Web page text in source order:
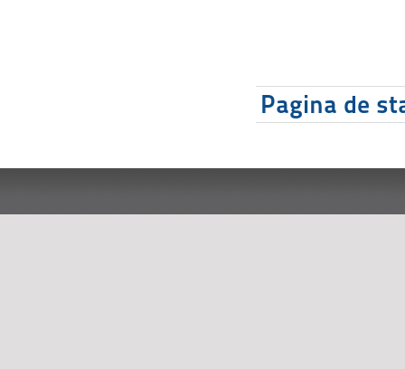
Pagina de